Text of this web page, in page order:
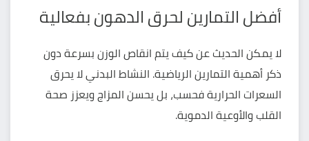
أفضل التمارين لحرق الدهون بفعالية
لا يمكن الحديث عن كيف يتم انقاص الوزن بسرعة دون
ذكر أهمية التمارين الرياضية. النشاط البدني لا يحرق
السعرات الحرارية فحسب، بل يحسن المزاج ويعزز صحة
القلب والأوعية الدموية.